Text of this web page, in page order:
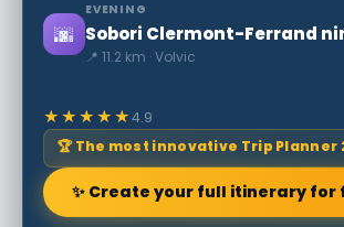
🌆
EVENING
📍 11.2 km · Volvic
★★★★★4.9
🏆 The most innovative Trip Planner
✨ Create your full itinerary for